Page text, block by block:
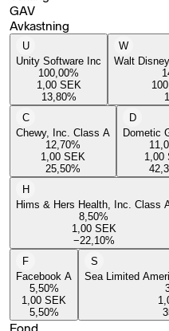
GAV
Avkastning
U
Unity Software Inc
100,00%
1,00 SEK
13,80%
W
Walt
C
Chewy, Inc. Class A
12,70%
1,00 SEK
25,50%
D
Dometic
1,00
H
Hims & Hers Health, Inc. Class
8,50%
1,00 SEK
−22,10%
F
Facebook A
5,50%
1,00 SEK
5,50%
S
Sea Limited